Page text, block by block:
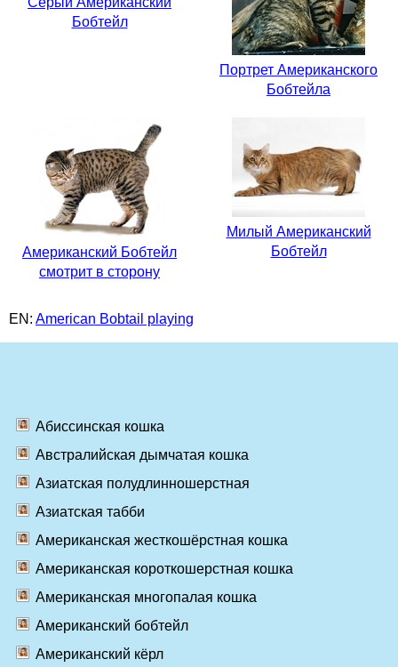
Бобтейл
Портрет Американского
Бобтейла
Американский Бобтейл
смотрит в сторону
Милый Американский
Бобтейл
EN: American Bobtail playing
Абиссинская кошка
Австралийская дымчатая кошка
Азиатская полудлинношерстная
Азиатская табби
Американская жесткошёрстная кошка
Американская короткошерстная кошка
Американская многопалая кошка
Американский бобтейл
Американский кёрл